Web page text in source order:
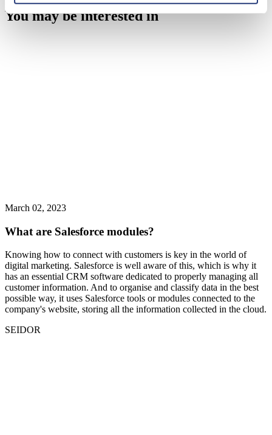
You may be interested in
March 02, 2023
What are Salesforce modules?
Knowing how to connect with customers is key in the world of
digital marketing. Salesforce is well aware of this, which is why it
has an essential CRM software dedicated to properly managing all
customer information. And to organise and classify data in the best
possible way, it uses Salesforce tools or modules connected to the
company's website, storing all the information collected in the cloud.
SEIDOR